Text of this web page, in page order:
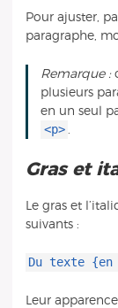
Pour ajuster,
paragraphe,
Remarque :
plusieurs
en un seul
<p>
Gras et
Le gras et
suivants :
Du texte
Leur